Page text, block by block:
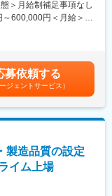
ルヘルス推進、職場環
する各種プロジェク
＞月給制補足事項なし
600,000円＜月給＞
手当を含めた表記です。
募依頼する
ージェントサービス）
製造品質の設定
イム上場